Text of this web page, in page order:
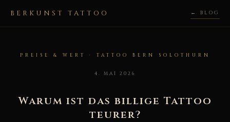
BERKUNST TATTOO ← BLOG
PREISE & WERT · TATTOO BERN SOLOTHURN
4. MAI 2026
Warum ist das billige Tattoo
teurer?